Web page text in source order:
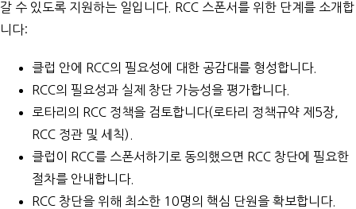
갈 수 있도록 지원하는 일입니다. RCC 스폰서를 위한 단계를 소개합
니다:
클럽 안에 RCC의 필요성에 대한 공감대를 형성합니다.
RCC의 필요성과 실제 창단 가능성을 평가합니다.
로타리의 RCC 정책을 검토합니다(로타리 정책규약 제5장
RCC 정관 및 세칙).
클럽이 RCC를 스폰서하기로 동의했으면 RCC 창단에 필요한
절차를 안내합니다.
RCC 창단을 위해 최소한 10명의 핵심 단원을 확보합니다.